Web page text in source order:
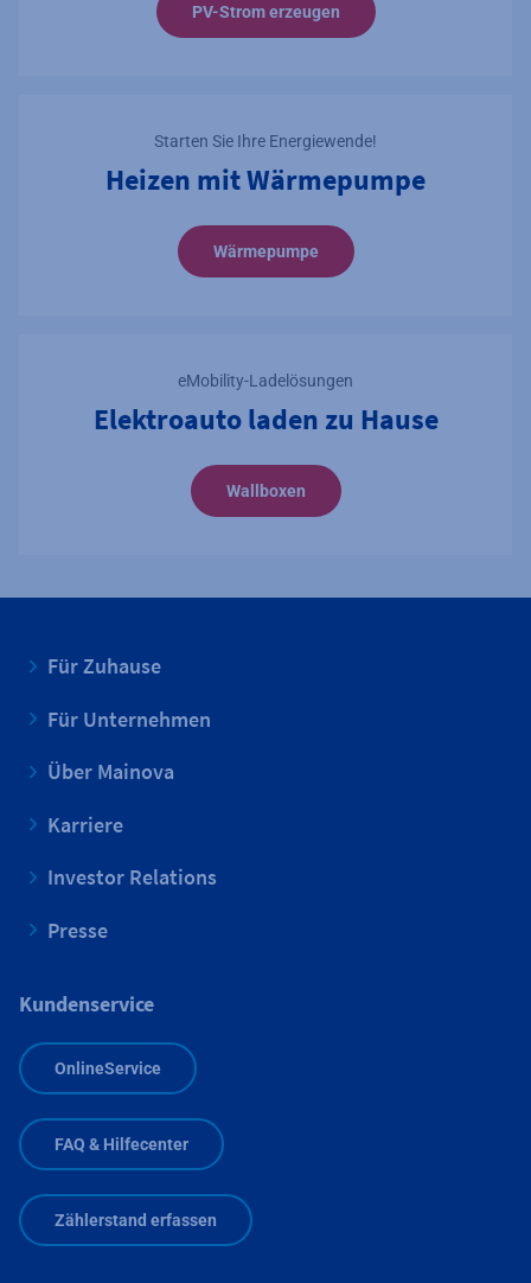
PV-Strom erzeugen
Starten Sie Ihre Energiewende!
Heizen mit Wärmepumpe
Wärmepumpe
eMobility-Ladelösungen
Elektroauto laden zu Hause
Wallboxen
Für Zuhause
Für Unternehmen
Über Mainova
Karriere
Investor Relations
Presse
Kundenservice
OnlineService
FAQ & Hilfecenter
Zählerstand erfassen